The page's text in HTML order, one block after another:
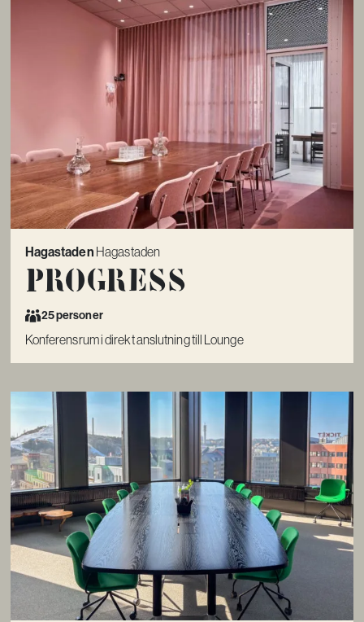
Hagastaden Hagastaden
Progress
25 personer
Konferensrum i direkt anslutning till Lounge